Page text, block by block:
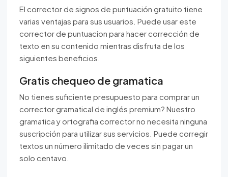
El corrector de signos de puntuación gratuito tiene
varias ventajas para sus usuarios. Puede usar este
corrector de puntuacion para hacer corrección de
texto en su contenido mientras disfruta de los
siguientes beneficios.
Gratis chequeo de gramatica
No tienes suficiente presupuesto para comprar un
corrector gramatical de inglés premium? Nuestro
gramatica y ortografia corrector no necesita ninguna
suscripción para utilizar sus servicios. Puede corregir
textos un número ilimitado de veces sin pagar un
solo centavo.